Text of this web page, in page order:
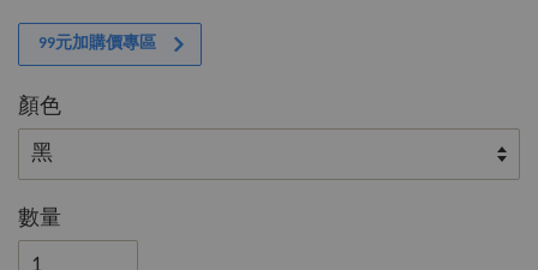
99元加購價專區
顏色
數量